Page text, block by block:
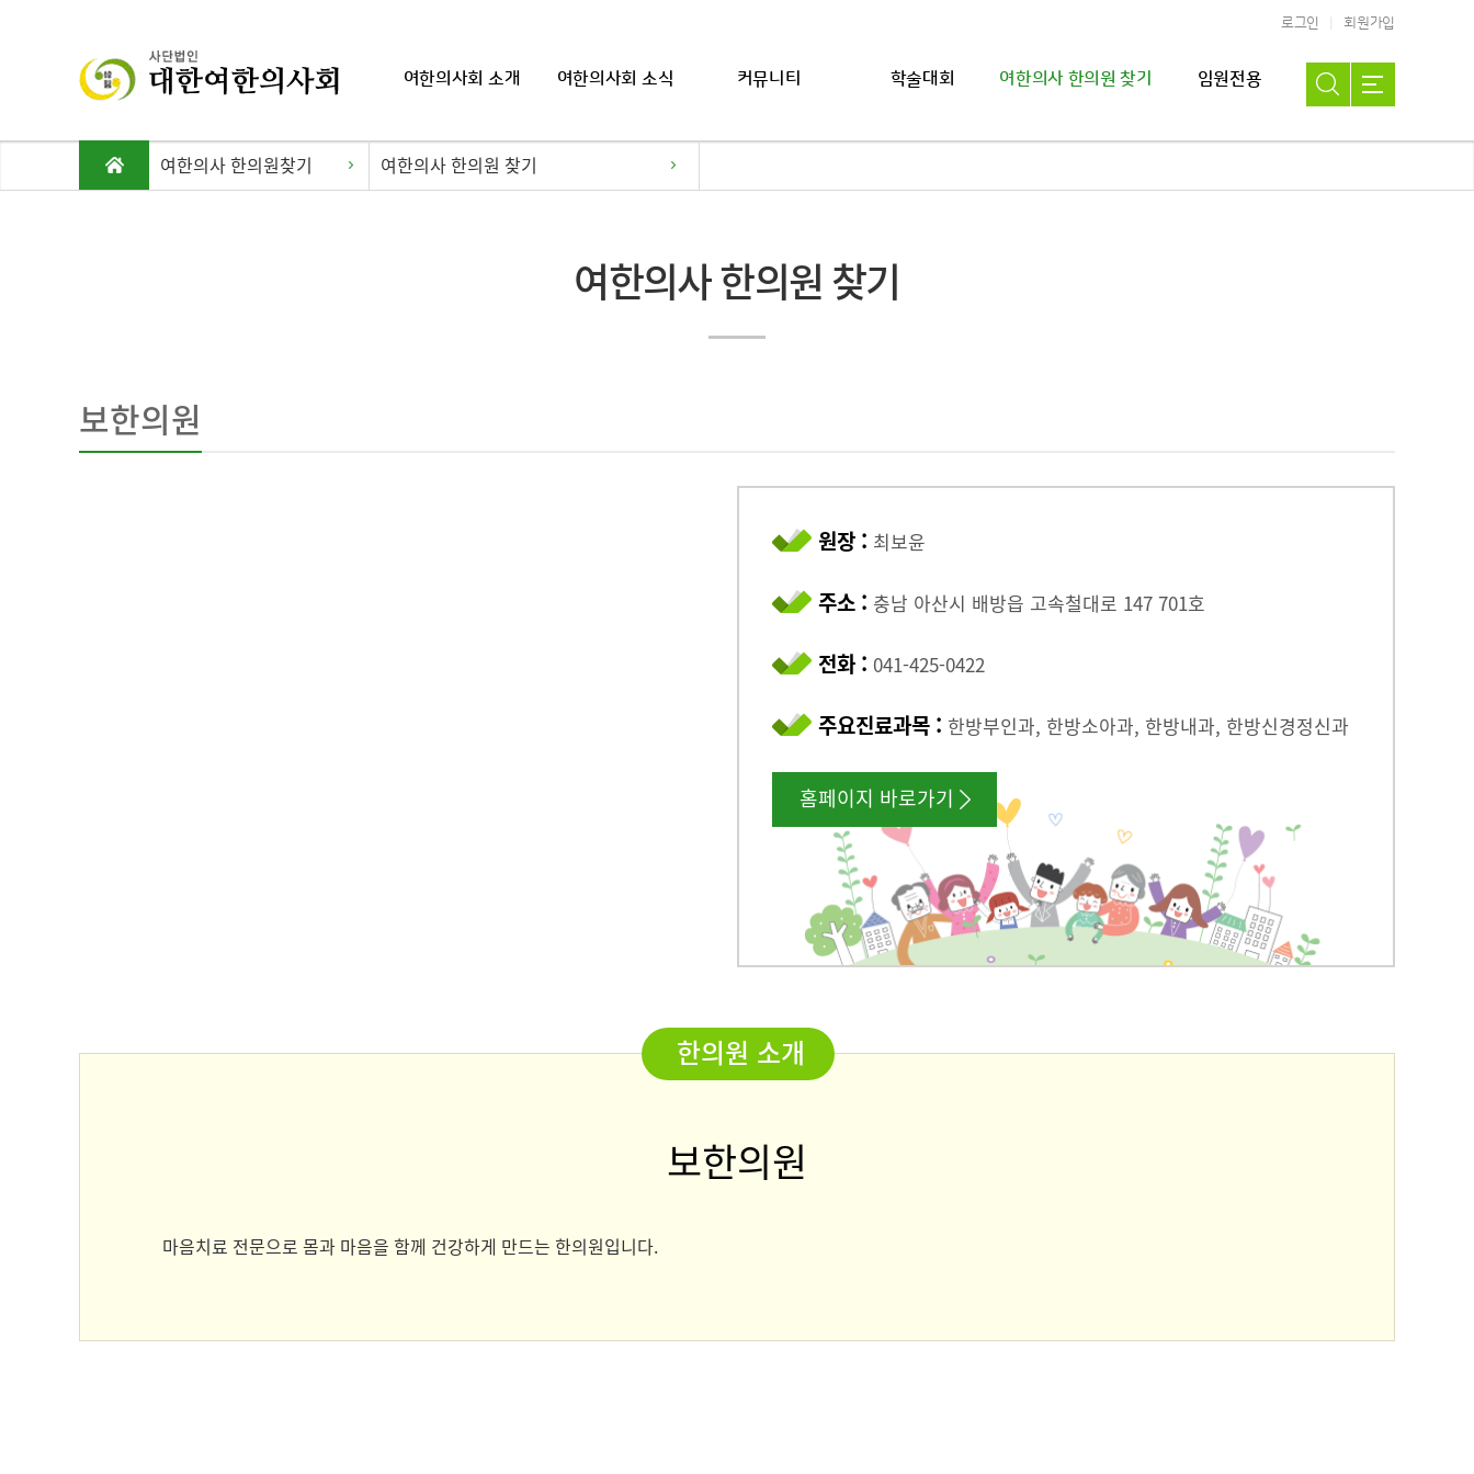
로그인 회원가입
여한의사회 소개 여한의사회 소식 커뮤니티 학술대회 여한의사 한의원 찾기 임원전용
여한의사 한의원찾기 여한의사 한의원 찾기
여한의사 한의원 찾기
보한의원
원장 : 최보윤
주소 : 충남 아산시 배방읍 고속철대로 147 701호
전화 : 041-425-0422
주요진료과목 : 한방부인과, 한방소아과, 한방내과, 한방신경정신과
홈페이지 바로가기
한의원 소개
보한의원
마음치료 전문으로 몸과 마음을 함께 건강하게 만드는 한의원입니다.